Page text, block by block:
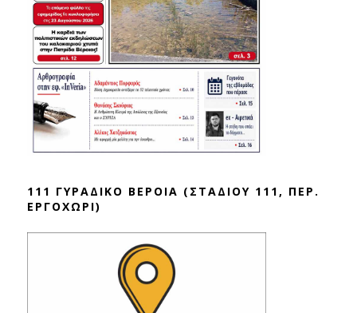
111 ΓΥΡΑΔΙΚΟ ΒΕΡΟΙΑ (ΣΤΑΔΙΟΥ 111, ΠΕΡ.
ΕΡΓΟΧΩΡΙ)